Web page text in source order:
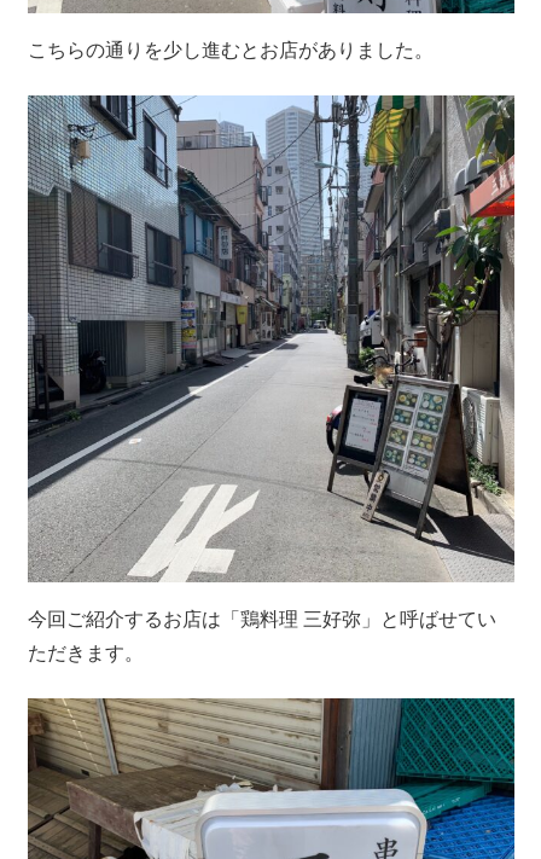
こちらの通りを少し進むとお店がありました。
今回ご紹介するお店は「鶏料理 三好弥」と呼ばせてい
ただきます。